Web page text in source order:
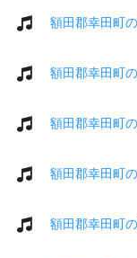
額田郡幸田町
額田郡幸田町
額田郡幸田町
額田郡幸田町
額田郡幸田町